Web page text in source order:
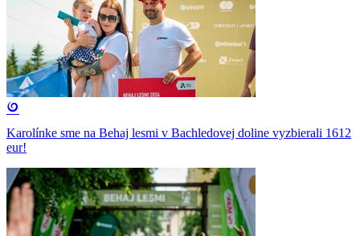
Karolínke sme na Behaj lesmi v Bachledovej doline vyzbierali 1612
eur!